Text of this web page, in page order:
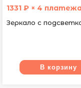
1331 ₽ × 4
Зеркало с
В корзину